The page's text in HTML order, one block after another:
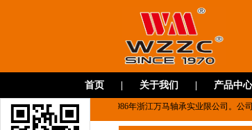
首页 关于我们 产品中
承有限公司，前身为始创于1986年浙江万马轴承实业限公司。公